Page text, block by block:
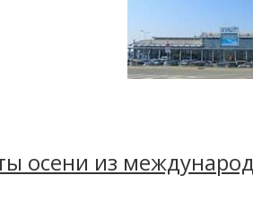
осени из